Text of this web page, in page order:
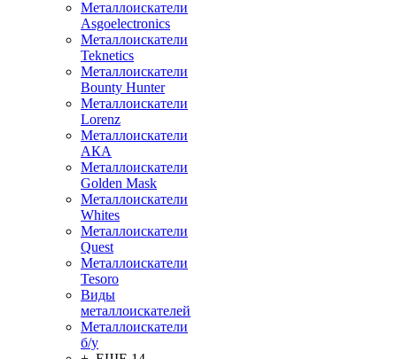
Металлоискатели
Asgoelectronics
Металлоискатели
Teknetics
Металлоискатели
Bounty Hunter
Металлоискатели
Lorenz
Металлоискатели
АКА
Металлоискатели
Golden Mask
Металлоискатели
Whites
Металлоискатели
Quest
Металлоискатели
Tesoro
Виды
металлоискателей
Металлоискатели
б/у